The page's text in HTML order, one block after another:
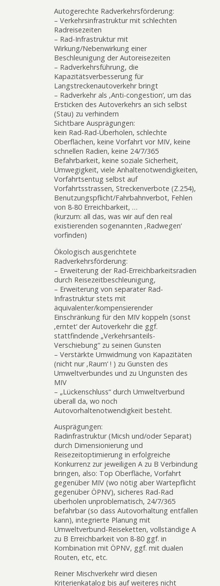
Autogerechte Radverkehrsförderung:
– Verkehrsinfrastruktur mit schlechten
Radreisezeiten
– Rad-Infrastruktur mit
Wirkung/Nebenwirkung einer
Beschleunigung der Autoreisezeiten
– Radverkehrsführung, die
Kapazitätsverbesserung für
Langstreckenautoverkehr bringt
– Radverkehr als ‚Anti-congestion‘, um das
Ersticken des Autoverkehrs an sich selbst
(Stau) zu verhindern
Sichtbare Ausprägungen:
kein Rad-Rad-Überholen, schlechte
Oberflächen, keine Vorfahrt vor MIV, keine
schnellen Radien, keine 24/7/365
Befahrbarkeit, keine soziale Sicherheit,
Umwegigkeit, viele Anhaltenotwendigkeiten,
Vorfahrtsentug selbst auf
Vorfahrtsstrassen, Streckenverbote (Z.254),
Benutzungspflicht/Fahrbahnverbot, Fehlen
von 8-80 Erreichbarkeit, …
(kurzum: all das, was wir auf den real
existierenden sogenannten ‚Radwegen‘
vorfinden)
Ökologisch ausgerichtete
Radverkehrsförderung:
– Erweiterung der Rad-Erreichbarkeitsradien
durch Reisezeitbeschleunigung,
– Erweiterung von separater Rad-
Infrastruktur stets mit
äquivalenter/kompensierender
Einschränkung für den MIV koppeln (sonst
‚erntet‘ der Autoverkehr die ggf.
stattfindende „Verkehrsanteils-
Verschiebung“ zu seinen Gunsten
– Verstärkte Umwidmung von Kapazitäten
(nicht nur ‚Raum‘ ! ) zu Gunsten des
Umweltverbundes und zu Ungunsten des
MIV
– „Lückenschluss“ durch Umweltverbund
überall da, wo noch
Autovorhaltenotwendigkeit besteht.
Ausprägungen:
Radinfrastruktur (Micsh und/oder Separat)
durch Dimensionierung und
Reisezeitoptimierung in erfolgreiche
Konkurrenz zur jeweiligen A zu B Verbindung
bringen, also: Top Oberfläche, Vorfahrt
gegenüber MIV (wo nötig aber Wartepflicht
gegenüber ÖPNV), sicheres Rad-Rad
überholen unproblematisch, 24/7/365
befahrbar (so dass Autovorhaltung entfallen
kann), integrierte Planung mit
Umweltverbund-Reiseketten, vollständige A
zu B Erreichbarkeit von 8-80 ggf. in
Kombination mit ÖPNV, ggf. mit dualen
Routen, etc, etc.
Reiner Mischverkehr wird diesen
Kriterienkatalog bis auf weiteres nicht